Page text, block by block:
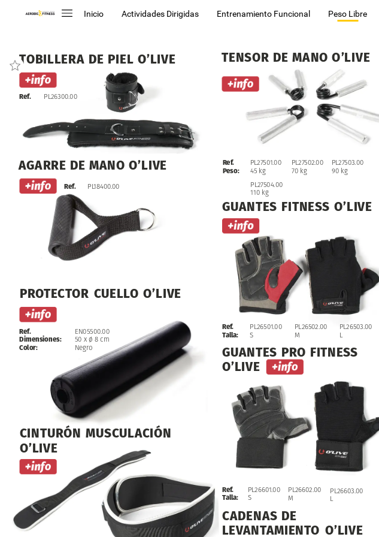
Inicio Actividades Dirigidas Entrenamiento Funcional Peso Libre
GUANTES PRO FITNESS
O’LIVE
AGARRE DE MANO O’LIVE
Ref. PL18400.00
TOBILLERA DE PIEL O’LIVE
Ref. PL26300.00
CINTURÓN MUSCULACIÓN
O’LIVE
GUANTES FITNESS O’LIVE
Ref.
Talla:
PL26501.00
S
PL26502.00
M
PL26503.00
L
CADENAS DE
LEVANTAMIENTO O’LIVE
TENSOR DE MANO O’LIVE
Ref.
Peso:
PL27501.00
45 kg
PL27502.00
70 kg
PL27503.00
90 kg
PL27504.00
110 kg
Ref.
Talla:
PL26601.00
S
PL26602.00
M
PL26603.00
L
PROTECTOR CUELLO O’LIVE
Ref.
Dimensiones:
Color:
EN05500.00
50 x ø 8 cm
Negro